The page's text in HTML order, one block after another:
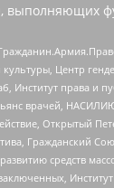
выполняющих
Центр
Институт права и
врачей,
Открытый
Гражданский
средств